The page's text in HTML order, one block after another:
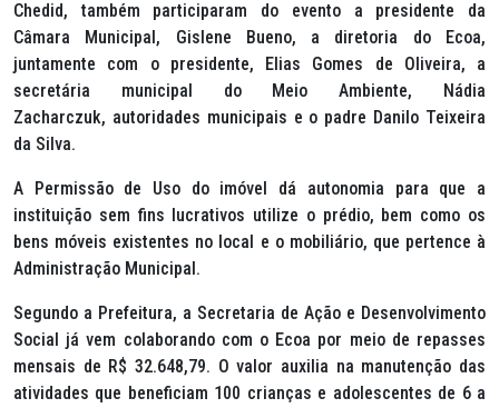
Chedid, também participaram do evento a presidente da
Câmara Municipal, Gislene Bueno, a diretoria do Ecoa,
juntamente com o presidente, Elias Gomes de Oliveira, a
secretária municipal do Meio Ambiente, Nádia
Zacharczuk, autoridades municipais e o padre Danilo Teixeira
da Silva.
A Permissão de Uso do imóvel dá autonomia para que a
instituição sem fins lucrativos utilize o prédio, bem como os
bens móveis existentes no local e o mobiliário, que pertence à
Administração Municipal.
Segundo a Prefeitura, a Secretaria de Ação e Desenvolvimento
Social já vem colaborando com o Ecoa por meio de repasses
mensais de R$ 32.648,79. O valor auxilia na manutenção das
atividades que beneficiam 100 crianças e adolescentes de 6 a